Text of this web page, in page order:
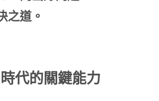
之道。
代的關鍵能力